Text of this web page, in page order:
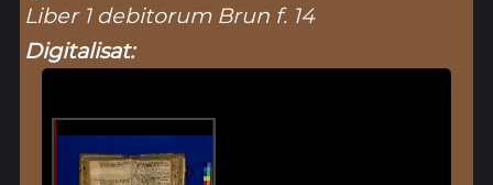
Liber 1 debitorum Brun f. 14
Digitalisat: